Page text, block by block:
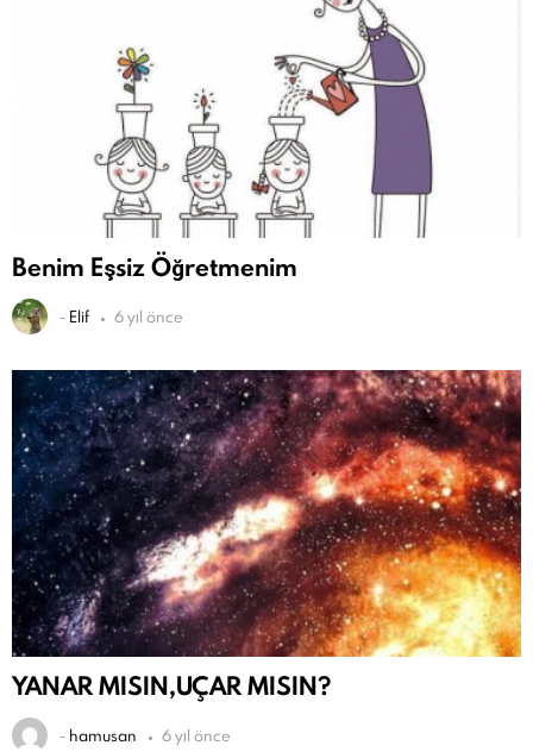
Benim Eşsiz Öğretmenim
- Elif 6 yıl önce
YANAR MISIN,UÇAR MISIN?
- hamusan 6 yıl önce